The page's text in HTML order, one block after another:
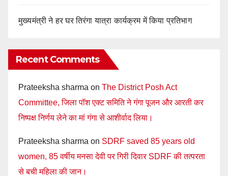
मुख्यमंत्री ने हर घर तिरंगा यात्रा कार्यक्रम में किया प्रतिभाग
Recent Comments
Prateeksha sharma on The District Posh Act
Committee, जिला पॉश एक्ट समिति ने गंगा पूजन और आरती कर
निष्पक्ष निर्णय लेने का मां गंगा से आशीर्वाद लिया।
Prateeksha sharma on SDRF saved 85 years old
women, 85 वर्षीय मनसा देवी पर गिरी दिवार SDRF की तत्परता
से बची महिला की जान।